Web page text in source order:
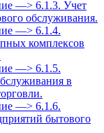
—> 6.1.3. Учет
обслуживания.
—> 6.1.4.
комплексов
—> 6.1.5.
в
—> 6.1.6.
бытового